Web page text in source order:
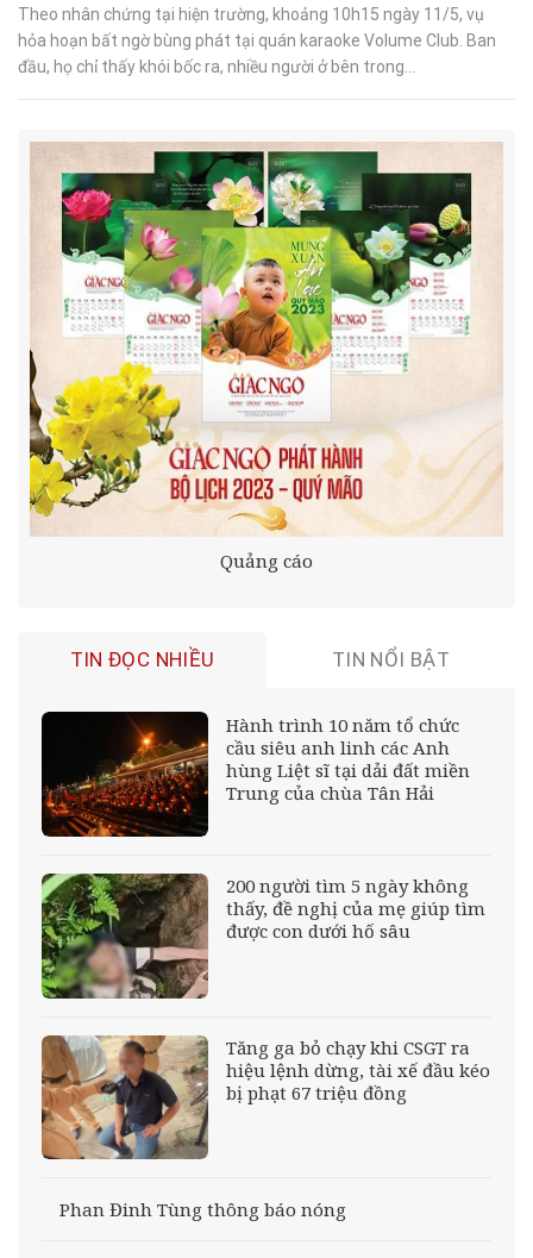
Theo nhân chứng tại hiện trường, khoảng 10h15 ngày 11/5, vụ
hỏa hoạn bất ngờ bùng phát tại quán karaoke Volume Club. Ban
đầu, họ chỉ thấy khói bốc ra, nhiều người ở bên trong...
Quảng cáo
TIN ĐỌC NHIỀU TIN NỔI BẬT
Hành trình 10 năm tổ chức
cầu siêu anh linh các Anh
hùng Liệt sĩ tại dải đất miền
Trung của chùa Tân Hải
200 người tìm 5 ngày không
thấy, đề nghị của mẹ giúp tìm
được con dưới hố sâu
Tăng ga bỏ chạy khi CSGT ra
hiệu lệnh dừng, tài xế đầu kéo
bị phạt 67 triệu đồng
Phan Đinh Tùng thông báo nóng